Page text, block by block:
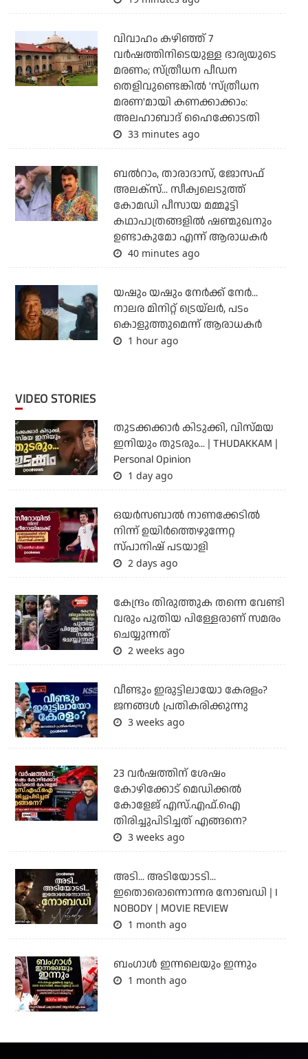
വിവാഹം കഴിഞ്ഞ് 7
വര്‍ഷത്തിനിടെയുള്ള ഭാര്യയുടെ
മരണം; സ്ത്രീധന പീഡന
തെളിവുണ്ടെങ്കില്‍ 'സ്ത്രീധന
മരണ'മായി കണക്കാക്കാം:
അലഹാബാദ് ഹൈക്കോടതി
33 minutes ago
ബല്‍റാം, താരാദാസ്, ജോസഫ്
അലക്‌സ്... സീക്വലെടുത്ത്
കോമഡി പീസായ മമ്മൂട്ടി
കഥാപാത്രങ്ങളില്‍ ഷണ്മുഖനും
ഉണ്ടാകുമോ എന്ന് ആരാധകര്‍
40 minutes ago
യഷും യഷും നേര്‍ക്ക് നേര്‍...
നാലര മിനിറ്റ് ട്രെയ്‌ലര്‍, പടം
കൊളുത്തുമെന്ന് ആരാധകര്‍
1 hour ago
VIDEO STORIES
തുടക്കക്കാര്‍ കിടുക്കി, വിസ്മയ
ഇനിയും തുടരും... | THUDAKKAM |
Personal Opinion
1 day ago
ഒയര്‍സബാൽ നാണക്കേടിൽ
നിന്ന് ഉയിർത്തെഴുന്നേറ്റ
സ്പാനിഷ് പടയാളി
2 days ago
കേന്ദ്രം തിരുത്തുക തന്നെ വേണ്ടി
വരും പുതിയ പിള്ളേരാണ് സമരം
ചെയ്യുന്നത്
2 weeks ago
വീണ്ടും ഇരുട്ടിലായോ കേരളം?
ജനങ്ങൾ പ്രതികരിക്കുന്നു
3 weeks ago
23 വർഷത്തിന് ശേഷം
കോഴിക്കോട് മെഡിക്കൽ
കോളേജ് എസ്.എഫ്.ഐ
തിരിച്ചുപിടിച്ചത് എങ്ങനെ?
3 weeks ago
അടി... അടിയോടടി...
ഇതൊരൊന്നൊന്നര നോബഡി | I
NOBODY | MOVIE REVIEW
1 month ago
ബംഗാള്‍ ഇന്നലെയും ഇന്നും
1 month ago